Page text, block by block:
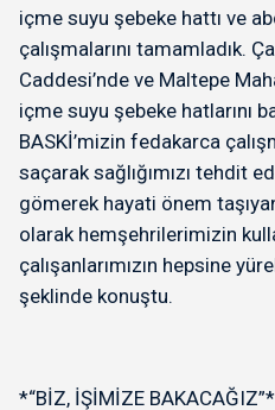
içme suyu şebeke hattı ve
çalışmalarını tamamladık.
Caddesi’nde ve Maltepe
içme suyu şebeke hatlarını
BASKİ’mizin fedakarca
saçarak sağlığımızı tehdit
gömerek hayati önem
olarak hemşehrilerimizin
çalışanlarımızın hepsine
şeklinde konuştu.
*“BİZ, İŞİMİZE BAKACAĞIZ”*